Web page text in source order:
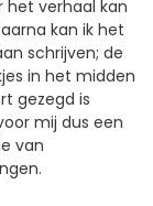
het verhaal kan
kan ik het
schrijven; de
in het midden
gezegd is
mij dus een
van